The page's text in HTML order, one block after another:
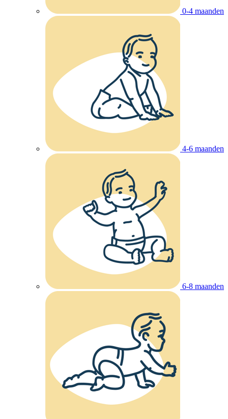
0-4 maanden
4-6 maanden
6-8 maanden